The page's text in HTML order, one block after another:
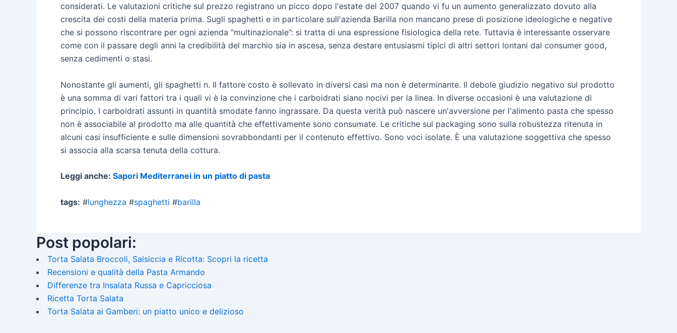
considerati. Le valutazioni critiche sul prezzo registrano un picco dopo l'estate del 2007 quando vi fu un aumento generalizzato dovuto alla
crescita dei costi della materia prima. Sugli spaghetti e in particolare sull'azienda Barilla non mancano prese di posizione ideologiche e negative
che si possono riscontrare per ogni azienda “multinazionale”: si tratta di una espressione fisiologica della rete. Tuttavia è interessante osservare
come con il passare degli anni la credibilità del marchio sia in ascesa, senza destare entusiasmi tipici di altri settori lontani dal consumer good,
senza cedimenti o stasi.
Nonostante gli aumenti, gli spaghetti n. Il fattore costo è sollevato in diversi casi ma non è determinante. Il debole giudizio negativo sul prodotto
è una somma di vari fattori tra i quali vi è la convinzione che i carboidrati siano nocivi per la linea. In diverse occasioni è una valutazione di
principio. I carboidrati assunti in quantità smodate fanno ingrassare. Da questa verità può nascere un'avversione per l'alimento pasta che spesso
non è associabile al prodotto ma alle quantità che effettivamente sono consumate. Le critiche sul packaging sono sulla robustezza ritenuta in
alcuni casi insufficiente e sulle dimensioni sovrabbondanti per il contenuto effettivo. Sono voci isolate. È una valutazione soggettiva che spesso
si associa alla scarsa tenuta della cottura.
Leggi anche: Sapori Mediterranei in un piatto di pasta
tags: #lunghezza #spaghetti #barilla
Post popolari:
Torta Salata Broccoli, Salsiccia e Ricotta: Scopri la ricetta
Recensioni e qualità della Pasta Armando
Differenze tra Insalata Russa e Capricciosa
Ricetta Torta Salata
Torta Salata ai Gamberi: un piatto unico e delizioso